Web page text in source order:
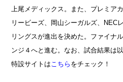
上尾メディックス。また、プレミア
リービーズ、岡山シーガルズ、NEC
リングスが進出を決めた。ファイナ
ンジ４へと進む。なお、試合結果は
特設サイトはこちら をチェック！